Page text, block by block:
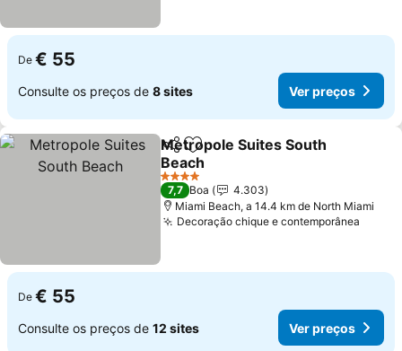
De € 55
Consulte os preços de 8 sites Ver preços
PartilharAdicionar aos favoritos
Metropole Suites South
Beach
Ver preços
4 Estrelas
7,7 Boa
4.303
Miami Beach, a 14.4 km de North Miami
Decoração chique e contemporânea
De € 55
Consulte os preços de 12 sites Ver preços